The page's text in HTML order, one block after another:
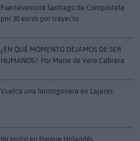
Fuerteventura Santiago de Compostela
por 30 euros por trayecto
¿EN QUÉ MOMENTO DEJAMOS DE SER
HUMANOS?. Por Maite de Vera Cabrera
Vuelca una hormigonera en Lajares
Incendio en Parque Holandés